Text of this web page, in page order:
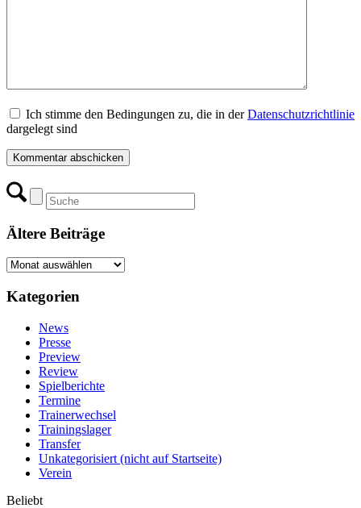
Ich stimme den Bedingungen zu, die in derDatenschutzrichtlinie
dargelegt sind
Ältere Beiträge
Ältere
Kategorien
News
Presse
Preview
Review
Spielberichte
Termine
Trainerwechsel
Trainingslager
Transfer
Unkategorisiert (nicht auf Startseite)
Verein
Beliebt